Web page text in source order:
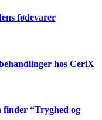
fødevarer
hos CeriX
finder “Tryghed og